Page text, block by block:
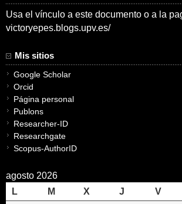
Usa el vínculo a este documento o a la
victoryepes.blogs.upv.es/
Mis sitios
Google Scholar
Orcid
Página personal
Publons
Researcher-ID
Researchgate
Scopus-AuthorID
agosto 2026
L
M X J V